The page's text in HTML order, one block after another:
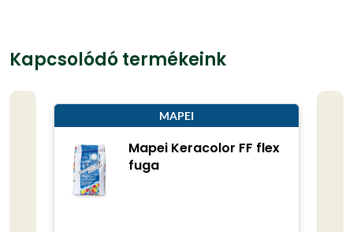
Kapcsolódó termékeink
MAPEI
Mapei Keracolor FF flex
fuga